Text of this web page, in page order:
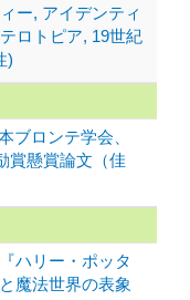
ー, アイデンティ
ロトピア, 19世紀
)
ブロンテ学会、
賞懸賞論文（佳
ハリー・ポッタ
魔法世界の表象